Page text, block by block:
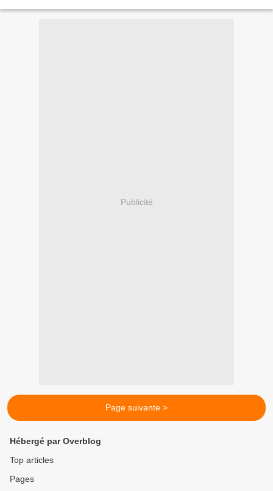
Publicité
Page suivante >
Hébergé par Overblog
Top articles
Pages